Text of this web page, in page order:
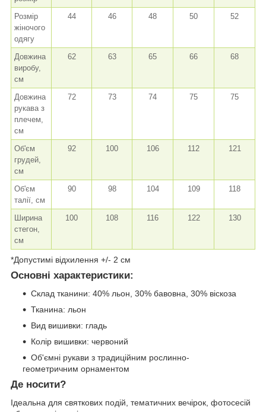
Розмір
жіночого
одягу
44 46 48 50 52
Довжина
виробу,
см
62 63 65 66 68
Довжина
рукава з
плечем,
см
72 73 74 75 75
Об'єм
грудей,
см
92 100 106 112 121
Об'єм
талії, см
90 98 104 109 118
Ширина
стегон,
см
100 108 116 122 130
*Допустимі відхилення +/- 2 см
Основні характеристики:
Склад тканини: 40% льон, 30% бавовна, 30% віскоза
Тканина: льон
Вид вишивки: гладь
Колір вишивки: червоний
Об'ємні рукави з традиційним рослинно-
геометричним орнаментом
Де носити?
Ідеальна для святкових подій, тематичних вечірок, фотосесій